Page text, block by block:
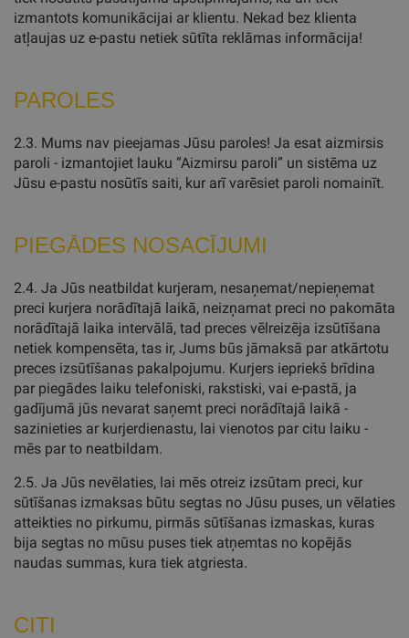
izmantots komunikācijai ar klientu. Nekad bez klienta
atļaujas uz e-pastu netiek sūtīta reklāmas informācija!
PAROLES
2.3. Mums nav pieejamas Jūsu paroles! Ja esat aizmirsis
paroli - izmantojiet lauku “Aizmirsu paroli” un sistēma uz
Jūsu e-pastu nosūtīs saiti, kur arī varēsiet paroli nomainīt.
PIEGĀDES NOSACĪJUMI
2.4. Ja Jūs neatbildat kurjeram, nesaņemat/nepieņemat
preci kurjera norādītajā laikā, neizņamat preci no pakomāta
norādītajā laika intervālā, tad preces vēlreizēja izsūtīšana
netiek kompensēta, tas ir, Jums būs jāmaksā par atkārtotu
preces izsūtīšanas pakalpojumu. Kurjers iepriekš brīdina
par piegādes laiku telefoniski, rakstiski, vai e-pastā, ja
gadījumā jūs nevarat saņemt preci norādītajā laikā -
sazinieties ar kurjerdienastu, lai vienotos par citu laiku -
mēs par to neatbildam.
2.5. Ja Jūs nevēlaties, lai mēs otreiz izsūtam preci, kur
sūtīšanas izmaksas būtu segtas no Jūsu puses, un vēlaties
atteikties no pirkumu, pirmās sūtīšanas izmaskas, kuras
bija segtas no mūsu puses tiek atņemtas no kopējās
naudas summas, kura tiek atgriesta.
CITI